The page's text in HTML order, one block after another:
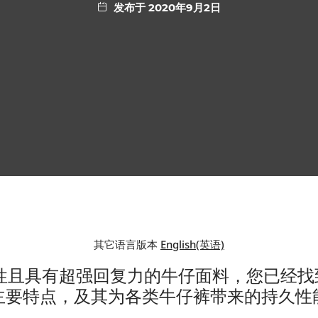
发布于 2020年9月2日
其它语言版本 English(英语)
具有超强回复力的牛仔面料，您已经
要特点，及其为各类牛仔裤带来的持久性